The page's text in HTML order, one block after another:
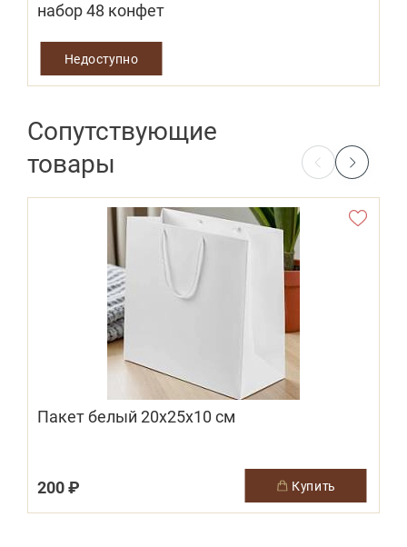
набор 48 конфет
Недоступно
Сопутствующие
товары
Пакет белый 20х25х10 см
200 ₽ купить